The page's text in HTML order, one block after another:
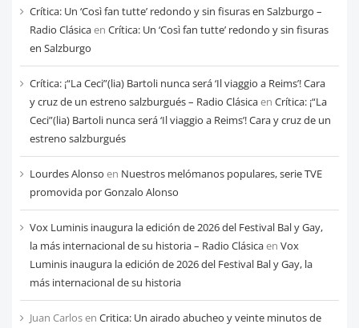
cada
mes
Crítica: Un ‘Così fan tutte’ redondo y sin fisuras en Salzburgo –
Radio Clásicaen Crítica: Un ‘Così fan tutte’ redondo y sin fisuras
en Salzburgo
Crítica: ¡“La Ceci”(lia) Bartoli nunca será ‘Il viaggio a Reims’! Cara
y cruz de un estreno salzburgués – Radio Clásicaen Crítica: ¡“La
Ceci”(lia) Bartoli nunca será ‘Il viaggio a Reims’! Cara y cruz de un
estreno salzburgués
Lourdes Alonso en Nuestros melómanos populares, serie TVE
promovida por Gonzalo Alonso
Vox Luminis inaugura la edición de 2026 del Festival Bal y Gay,
la más internacional de su historia – Radio Clásicaen Vox
Luminis inaugura la edición de 2026 del Festival Bal y Gay, la
más internacional de su historia
Juan Carlosen Critica: Un airado abucheo y veinte minutos de